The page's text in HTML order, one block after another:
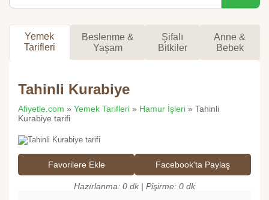
Yemek
Tarifleri
Beslenme &
Yaşam
Şifalı
Bitkiler
Anne &
Bebek
Tahinli Kurabiye
Afiyetle.com » Yemek Tarifleri » Hamur İşleri » Tahinli
Kurabiye tarifi
Favorilere Ekle Facebook'ta Paylaş
Hazırlanma: 0 dk | Pişirme: 0 dk